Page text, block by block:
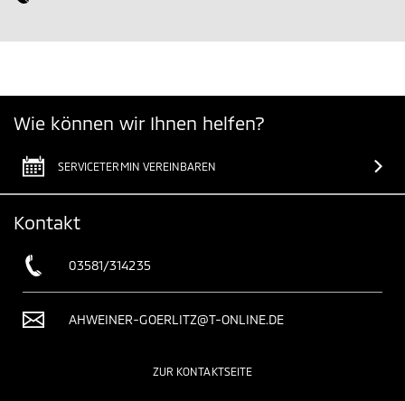
Wie können wir Ihnen helfen?
SERVICETERMIN VEREINBAREN
Kontakt
03581/314235
AHWEINER-GOERLITZ@T-ONLINE.DE
ZUR KONTAKTSEITE